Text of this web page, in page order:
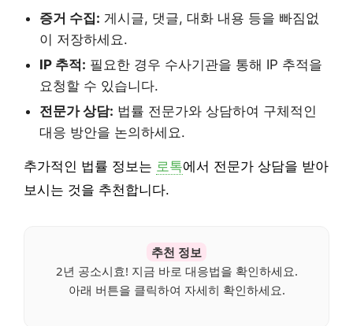
증거 수집: 게시글, 댓글, 대화 내용 등을 빠짐없
이 저장하세요.
IP 추적: 필요한 경우 수사기관을 통해 IP 추적을
요청할 수 있습니다.
전문가 상담: 법률 전문가와 상담하여 구체적인
대응 방안을 논의하세요.
추가적인 법률 정보는 로톡에서 전문가 상담을 받아
보시는 것을 추천합니다.
추천 정보
2년 공소시효! 지금 바로 대응법을 확인하세요.
아래 버튼을 클릭하여 자세히 확인하세요.